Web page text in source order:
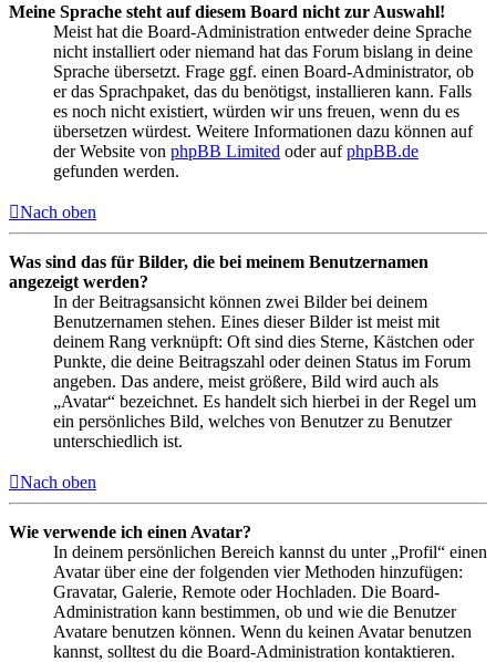
Meine Sprache steht auf diesem Board nicht zur Auswahl!
Meist hat die Board-Administration entweder deine Sprache
nicht installiert oder niemand hat das Forum bislang in deine
Sprache übersetzt. Frage ggf. einen Board-Administrator, ob
er das Sprachpaket, das du benötigst, installieren kann. Falls
es noch nicht existiert, würden wir uns freuen, wenn du es
übersetzen würdest. Weitere Informationen dazu können auf
der Website von phpBB Limited oder aufphpBB.de
gefunden werden.
Nach oben
Was sind das für Bilder, die bei meinem Benutzernamen
angezeigt werden?
In der Beitragsansicht können zwei Bilder bei deinem
Benutzernamen stehen. Eines dieser Bilder ist meist mit
deinem Rang verknüpft: Oft sind dies Sterne, Kästchen oder
Punkte, die deine Beitragszahl oder deinen Status im Forum
angeben. Das andere, meist größere, Bild wird auch als
„Avatar“ bezeichnet. Es handelt sich hierbei in der Regel um
ein persönliches Bild, welches von Benutzer zu Benutzer
unterschiedlich ist.
Nach oben
Wie verwende ich einen Avatar?
In deinem persönlichen Bereich kannst du unter „Profil“ einen
Avatar über eine der folgenden vier Methoden hinzufügen:
Gravatar, Galerie, Remote oder Hochladen. Die Board-
Administration kann bestimmen, ob und wie die Benutzer
Avatare benutzen können. Wenn du keinen Avatar benutzen
kannst, solltest du die Board-Administration kontaktieren.